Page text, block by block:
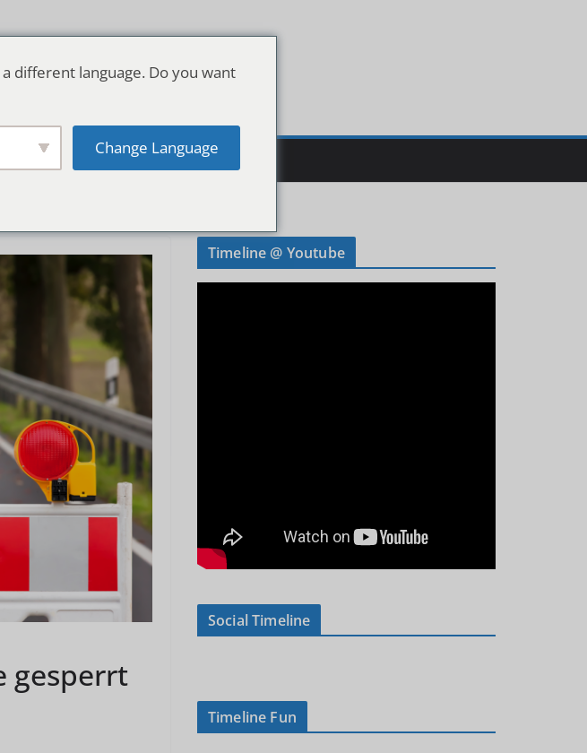
gesperrt
Timeline @ Youtube
Social Timeline
Timeline Fun
different language. Do you want
Change Language